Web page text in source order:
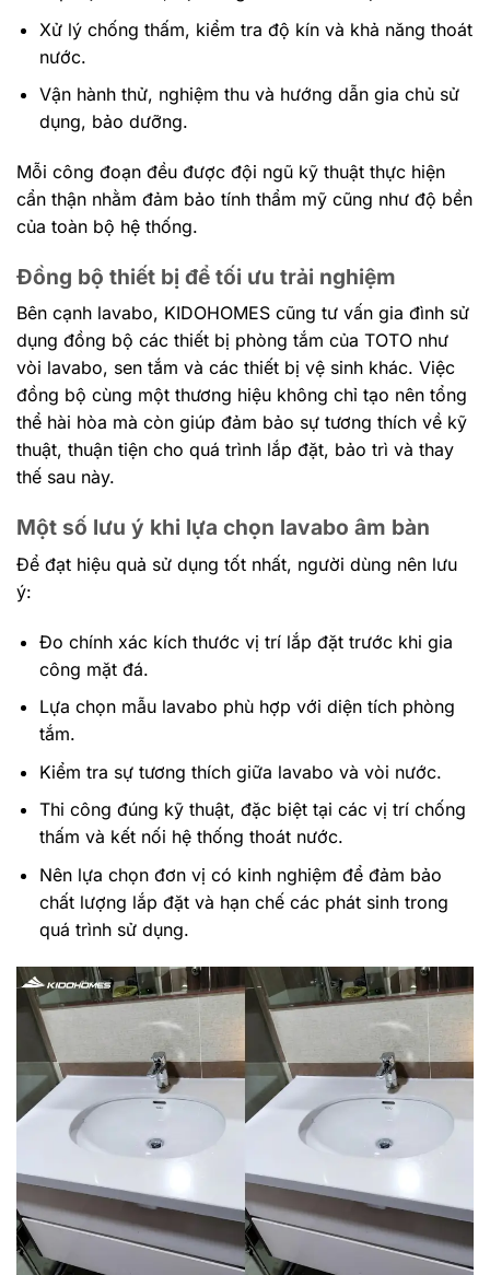
Xử lý chống thấm, kiểm tra độ kín và khả năng thoát
nước.
Vận hành thử, nghiệm thu và hướng dẫn gia chủ sử
dụng, bảo dưỡng.
Mỗi công đoạn đều được đội ngũ kỹ thuật thực hiện
cẩn thận nhằm đảm bảo tính thẩm mỹ cũng như độ bền
của toàn bộ hệ thống.
Đồng bộ thiết bị để tối ưu trải nghiệm
Bên cạnh lavabo, KIDOHOMES cũng tư vấn gia đình sử
dụng đồng bộ các thiết bị phòng tắm của TOTO như
vòi lavabo, sen tắm và các thiết bị vệ sinh khác. Việc
đồng bộ cùng một thương hiệu không chỉ tạo nên tổng
thể hài hòa mà còn giúp đảm bảo sự tương thích về kỹ
thuật, thuận tiện cho quá trình lắp đặt, bảo trì và thay
thế sau này.
Một số lưu ý khi lựa chọn lavabo âm bàn
Để đạt hiệu quả sử dụng tốt nhất, người dùng nên lưu
ý:
Đo chính xác kích thước vị trí lắp đặt trước khi gia
công mặt đá.
Lựa chọn mẫu lavabo phù hợp với diện tích phòng
tắm.
Kiểm tra sự tương thích giữa lavabo và vòi nước.
Thi công đúng kỹ thuật, đặc biệt tại các vị trí chống
thấm và kết nối hệ thống thoát nước.
Nên lựa chọn đơn vị có kinh nghiệm để đảm bảo
chất lượng lắp đặt và hạn chế các phát sinh trong
quá trình sử dụng.